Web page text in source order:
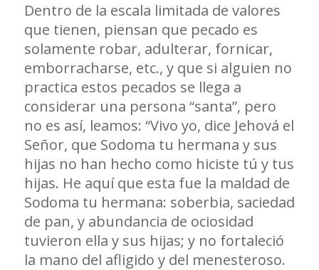
Dentro de la escala limitada de valores
que tienen, piensan que pecado es
solamente robar, adulterar, fornicar,
emborracharse, etc., y que si alguien no
practica estos pecados se llega a
considerar una persona “santa”, pero
no es así, leamos: “Vivo yo, dice Jehová el
Señor, que Sodoma tu hermana y sus
hijas no han hecho como hiciste tú y tus
hijas. He aquí que esta fue la maldad de
Sodoma tu hermana: soberbia, saciedad
de pan, y abundancia de ociosidad
tuvieron ella y sus hijas; y no fortaleció
la mano del afligido y del menesteroso.